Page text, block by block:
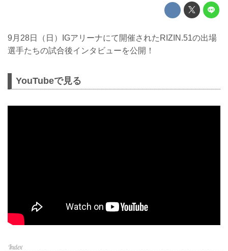
9月28日（日）IGアリーナにて開催されたRIZIN.51の出場
選手たちの試合後インタビューを公開！
YouTubeで見る